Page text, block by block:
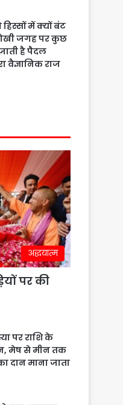
में क्यों बंट
जगह पर कुछ
है पैदल
वैज्ञानिक राज
अद्धयात्म
पर की
पर राशि के
मेष से मीन तक
दान माना जाता